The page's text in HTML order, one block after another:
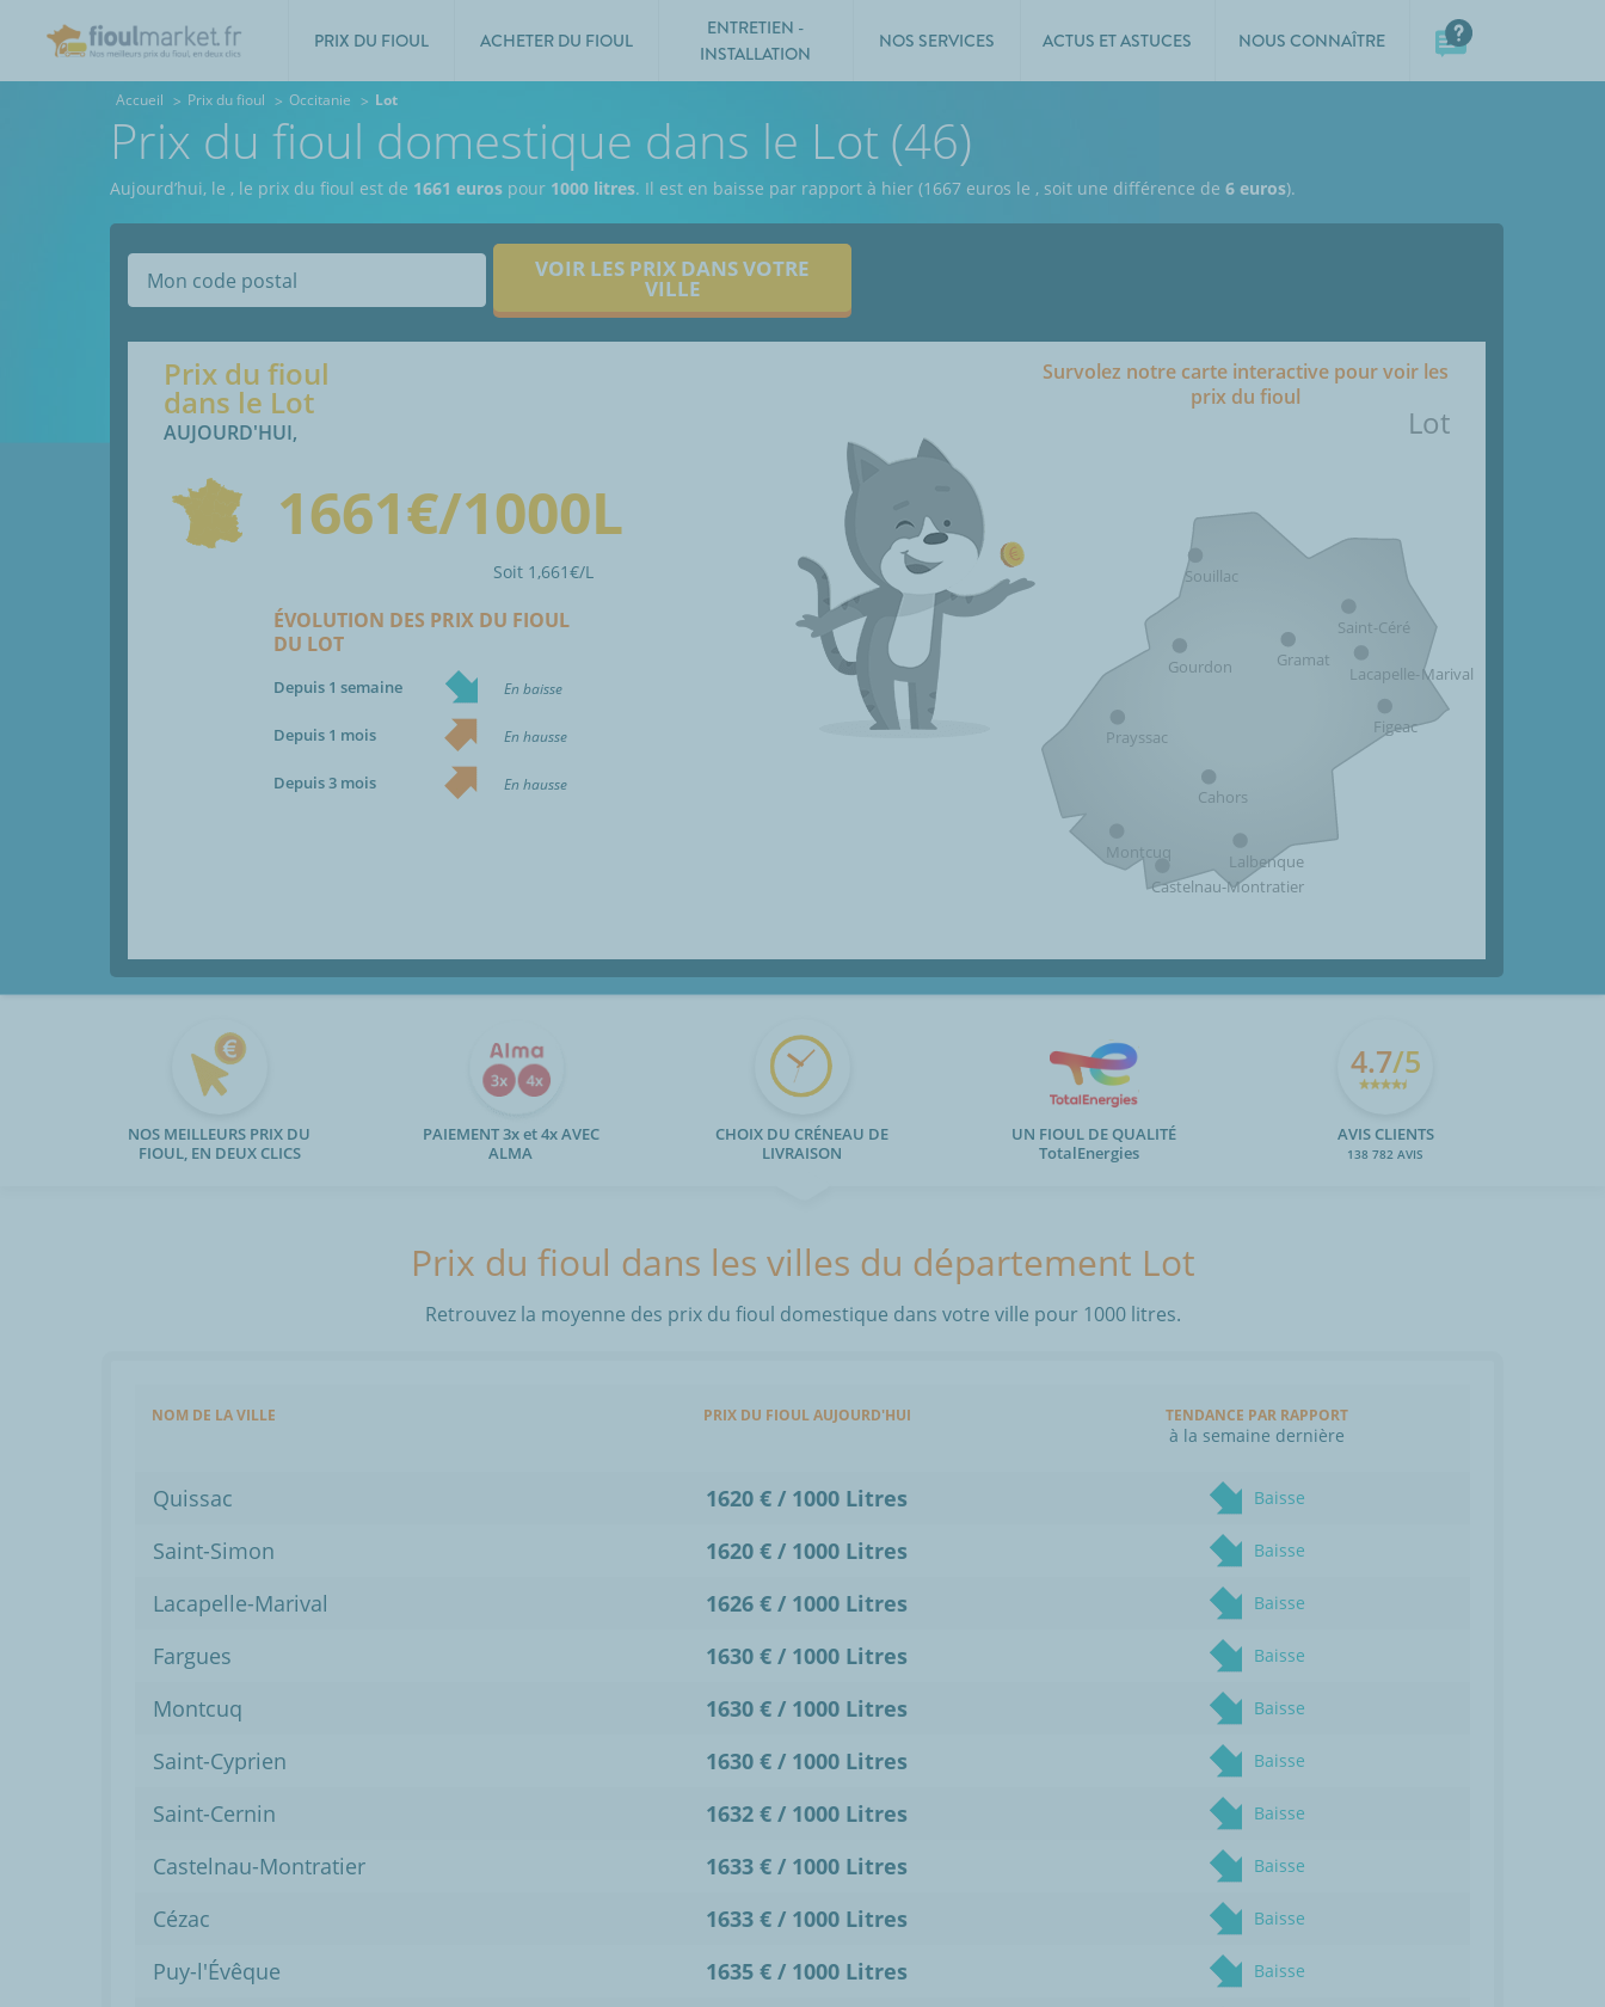
PRIX DU FIOUL ACHETER DU FIOUL
ENTRETIEN -
INSTALLATION
NOS SERVICES ACTUS ET ASTUCES NOUS CONNAÎTRE
Accueil Prix du fioul Occitanie Lot
Prix du fioul domestique dans le Lot (46)
Aujourd’hui, le , le prix du fioul est de 1661 euros pour 1000 litres. Il est en baisse par rapport à hier (1667 euros le , soit une différence de 6 euros).
VOIR LES PRIX DANS VOTRE
VILLE
Prix du fioul
dans le Lot
AUJOURD'HUI,
1661€/1000L
Soit 1,661€/L
ÉVOLUTION DES PRIX DU FIOUL
DU LOT
Depuis 1 semaine
Depuis 1 mois
Depuis 3 mois
Survolez notre carte interactive pour voir les
prix du fioul
Lot
Lacapelle-Marival
Montcuq
Castelnau-Montratier
Prayssac
Cahors
Figeac
Lalbenque
Gourdon Gramat
Saint-Céré
Souillac
NOS MEILLEURS PRIX DU
FIOUL, EN DEUX CLICS
PAIEMENT 3x et 4x AVEC
ALMA
CHOIX DU CRÉNEAU DE
LIVRAISON
UN FIOUL DE QUALITÉ
TotalEnergies
4.7/5
AVIS CLIENTS
138 782 AVIS
Prix du fioul dans les villes du département Lot
Retrouvez la moyenne des prix du fioul domestique dans votre ville pour 1000 litres.
NOM DE LA VILLE PRIX DU FIOUL AUJOURD'HUI TENDANCE PAR RAPPORT
à la semaine dernière
Quissac 1620 € / 1000 Litres Baisse
Saint-Simon 1620 € / 1000 Litres Baisse
Lacapelle-Marival 1626 € / 1000 Litres Baisse
Fargues 1630 € / 1000 Litres Baisse
Montcuq 1630 € / 1000 Litres Baisse
Saint-Cyprien 1630 € / 1000 Litres Baisse
Saint-Cernin 1632 € / 1000 Litres Baisse
Castelnau-Montratier 1633 € / 1000 Litres Baisse
Cézac 1633 € / 1000 Litres Baisse
Puy-l'Évêque 1635 € / 1000 Litres Baisse